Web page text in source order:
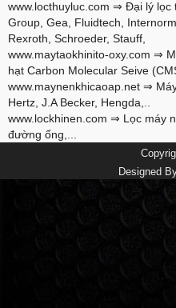
www.locthuyluc.com ⇒ Đại lý lọc
Group, Gea, Fluidtech,
Rexroth, Schroeder, Stauff,
www.maytaokhinito-oxy.com ⇒
hạt Carbon Molecular Seive
www.maynenkhicaoap.net ⇒
Hertz, J.A Becker, Hengda,..
www.lockhinen.com ⇒ Lọc máy
đường ống,...
Designed